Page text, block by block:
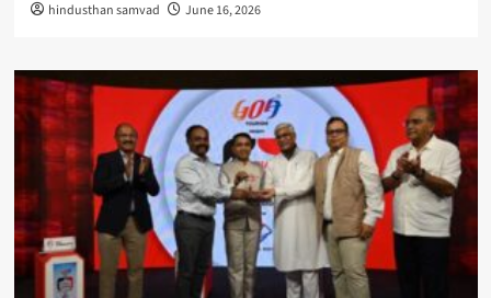
hindusthan samvad June 16, 2026